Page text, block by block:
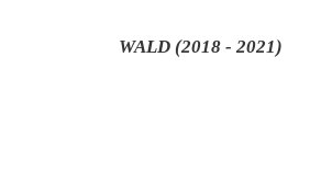
WALD (2018 - 2021)